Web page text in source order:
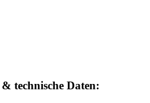
technische Daten: